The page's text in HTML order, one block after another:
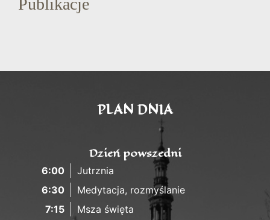
PLAN DNIA
Dzień powszedni
6:00
Jutrznia
6:30
Medytacja, rozmyślanie
7:15
Msza święta